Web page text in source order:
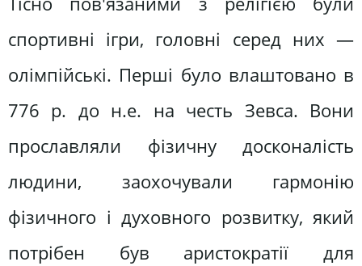
спортивні ігри, головні серед них —
олімпійські. Перші було влаштовано в
776 р. до н.е. на честь Зевса. Вони
прославляли фізичну досконалість
людини, заохочували гармонію
фізичного і духовного розвитку, який
потрібен був аристократії для